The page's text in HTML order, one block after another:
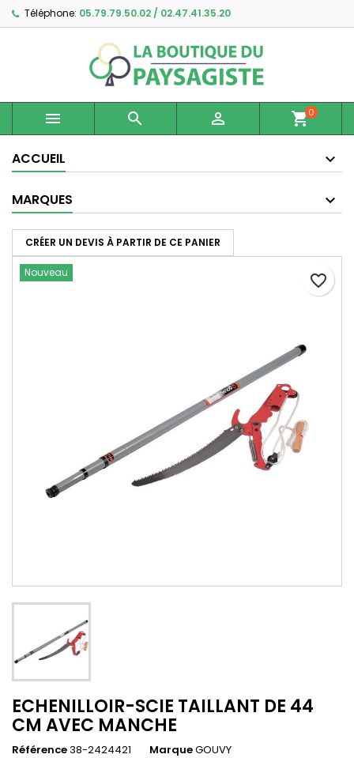
Téléphone: 05.79.79.50.02 / 02.47.41.35.20
   shopping_cart0
ACCUEIL
MARQUES
CRÉER UN DEVIS À PARTIR DE CE PANIER
favorite_border
Nouveau
ECHENILLOIR-SCIE TAILLANT DE 44
CM AVEC MANCHE
Référence38-2424421 MarqueGOUVY
Ajouter à ma liste d'envies ×
Créer une nouvelle liste
Créer une liste d'envies ×
Nom de la liste d'envies
Connexion ×
Vous devez être connecté pour ajouter des produits
à votre liste d'envies.
Annuler Connexion